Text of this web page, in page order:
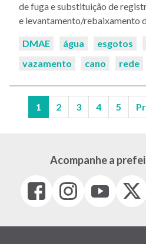
de fuga e substituição de
e levantamento/rebaixamento
Palavras-
DMAE água esgotos
vazamento
cano rede
Página
atual
1 Página
2 Página
3 Página
4 Página
5
Acompanhe a
Facebook
(link
em
Instagram
(link
em
(link
em
(Antigo
(link